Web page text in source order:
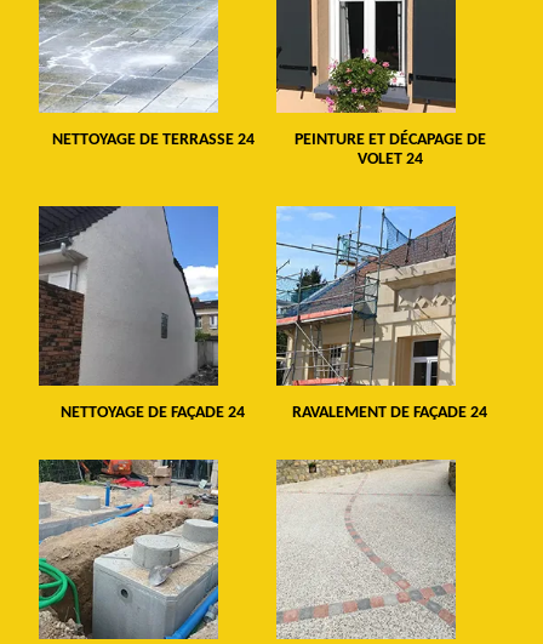
NETTOYAGE DE TERRASSE 24
PEINTURE ET DÉCAPAGE DE
VOLET 24
NETTOYAGE DE FAÇADE 24 RAVALEMENT DE FAÇADE 24